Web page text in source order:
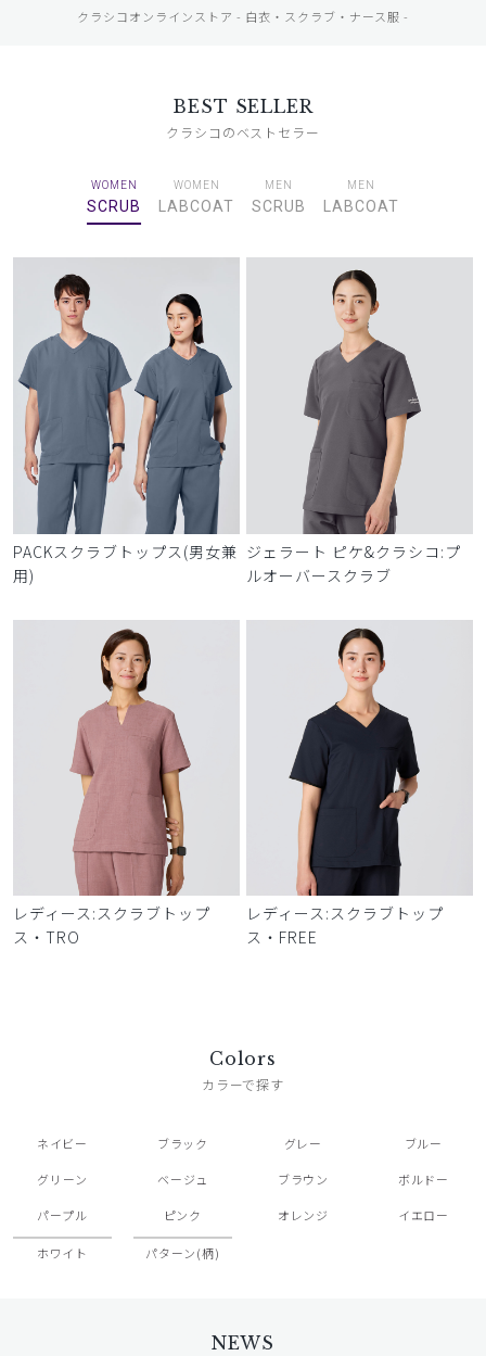
クラシコオンラインストア - 白衣・スクラブ・ナース服 -
BEST SELLER
クラシコのベストセラー
WOMEN
SCRUB
WOMEN
LABCOAT
MEN
SCRUB
MEN
LABCOAT
PACKスクラブトップス(男女兼
用)
ジェラート ピケ&クラシコ:プ
ルオーバースクラブ
レディース:スクラブトップ
ス・TRO
レディース:スクラブトップ
ス・FREE
Colors
カラーで探す
ネイビー ブラック グレー ブルー
グリーン ベージュ ブラウン ボルドー
パープル ピンク オレンジ イエロー
ホワイト パターン(柄)
NEWS